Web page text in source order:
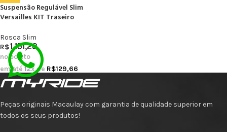
Suspensão Regulável Slim
Versailles KIT Traseiro
Rosca Slim
R$1.151,28
no boleto
em até12x de R$129,66
Peças originais Macaulay com garantia de qualidade superior em
todos os seus produtos!